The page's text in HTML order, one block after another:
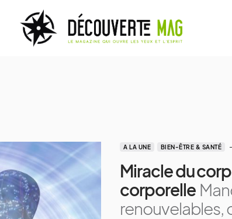
A LA UNE BIEN-ÊTRE & SANTÉ
Miracle du
corporelle
renouvelables,